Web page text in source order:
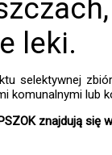
leki.
selektywnej
komunalnymi lub
znajdują się